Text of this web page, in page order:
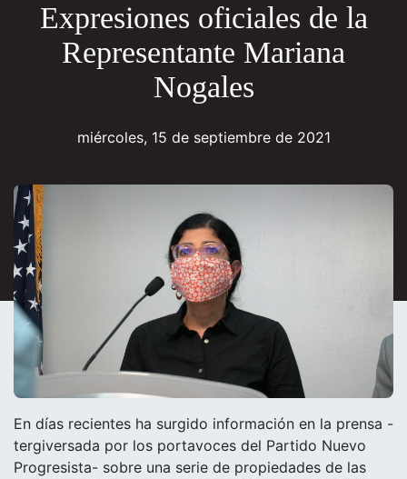
Expresiones oficiales de la
Representante Mariana
Nogales
miércoles, 15 de septiembre de 2021
En días recientes ha surgido información en la prensa -
tergiversada por los portavoces del Partido Nuevo
Progresista- sobre una serie de propiedades de las